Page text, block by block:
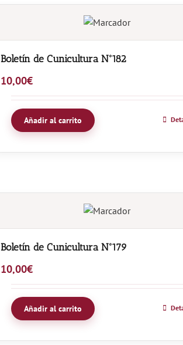
Boletín de Cunicultura Nº182
10,00€
Añadir al carrito
Boletín de Cunicultura Nº179
10,00€
Añadir al carrito